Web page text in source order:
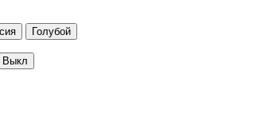
Голубой
Выкл